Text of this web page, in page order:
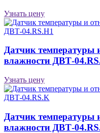
Узнать цену
Датчик температуры
влажности ДВТ-
Узнать цену
Датчик температуры
влажности ДВТ-